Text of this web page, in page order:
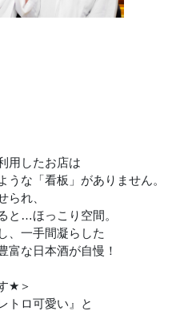
用したお店は
な「看板」がありません。
れ、
と…ほっこり空間。
、一手間凝らした
富な日本酒が自慢！
★ ＞
トロ可愛い』と